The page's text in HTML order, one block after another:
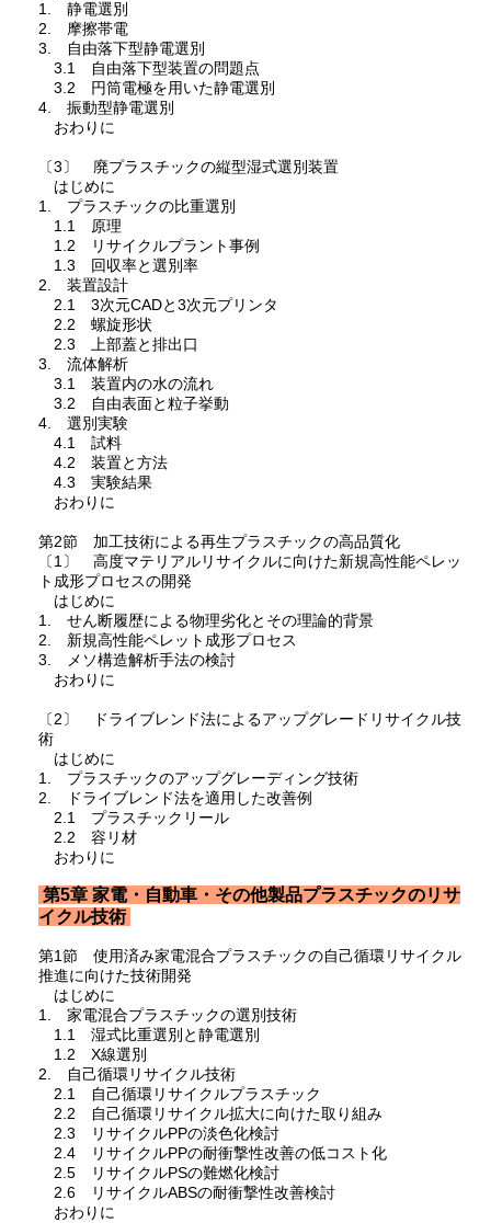
1. 静電選別
2. 摩擦帯電
3. 自由落下型静電選別
3.1 自由落下型装置の問題点
3.2 円筒電極を用いた静電選別
4. 振動型静電選別
おわりに
〔3〕 廃プラスチックの縦型湿式選別装置
はじめに
1. プラスチックの比重選別
1.1 原理
1.2 リサイクルプラント事例
1.3 回収率と選別率
2. 装置設計
2.1 3次元CADと3次元プリンタ
2.2 螺旋形状
2.3 上部蓋と排出口
3. 流体解析
3.1 装置内の水の流れ
3.2 自由表面と粒子挙動
4. 選別実験
4.1 試料
4.2 装置と方法
4.3 実験結果
おわりに
第2節 加工技術による再生プラスチックの高品質化
〔1〕 高度マテリアルリサイクルに向けた新規高性能ペレッ
ト成形プロセスの開発
はじめに
1. せん断履歴による物理劣化とその理論的背景
2. 新規高性能ペレット成形プロセス
3. メソ構造解析手法の検討
おわりに
〔2〕 ドライブレンド法によるアップグレードリサイクル技
術
はじめに
1. プラスチックのアップグレーディング技術
2. ドライブレンド法を適用した改善例
2.1 プラスチックリール
2.2 容リ材
おわりに
第5章 家電・自動車・その他製品プラスチックのリサ
イクル技術
第1節 使用済み家電混合プラスチックの自己循環リサイクル
推進に向けた技術開発
はじめに
1. 家電混合プラスチックの選別技術
1.1 湿式比重選別と静電選別
1.2 X線選別
2. 自己循環リサイクル技術
2.1 自己循環リサイクルプラスチック
2.2 自己循環リサイクル拡大に向けた取り組み
2.3 リサイクルPPの淡色化検討
2.4 リサイクルPPの耐衝撃性改善の低コスト化
2.5 リサイクルPSの難燃化検討
2.6 リサイクルABSの耐衝撃性改善検討
おわりに